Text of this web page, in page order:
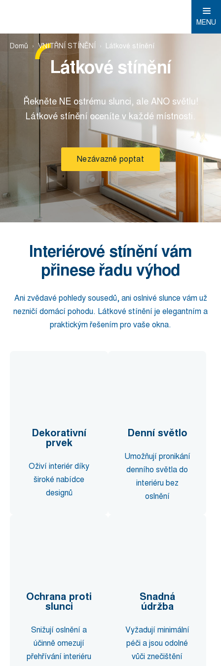
MENU
Domů VNITŘNÍ STÍNĚNÍ Látkové stínění
Látkové stínění
Řekněte NE ostrému slunci, ale ANO světlu!
Látkové stínění oceníte v každé místnosti.
Nezávazně poptat
Interiérové stínění vám
přinese řadu výhod
Ani zvědavé pohledy sousedů, ani oslnivé slunce vám už
nezničí domácí pohodu. Látkové stínění je elegantním a
praktickým řešením pro vaše okna.
Dekorativní
prvek
Oživí interiér díky
široké nabídce
designů
Denní světlo
Umožňují pronikání
denního světla do
interiéru bez
oslnění
Ochrana proti
slunci
Snižují oslnění a
účinně omezují
přehřívání interiéru
Snadná
údržba
Vyžadují minimální
péči a jsou odolné
vůči znečištění